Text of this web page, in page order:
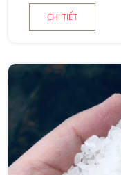
CHI TIẾT